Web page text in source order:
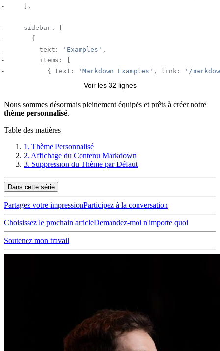
    ],
    sidebar: [
      {
        text:
'Examples' ,
        items: [
          { text:
'Markdown Examples' , link:
'/
'Runtime API Examples'
      },
    ],
      { icon:
'github'
    ],
  },
  vite: {
    plugins: [
Components()],
  },
})
Voir les 32 lignes
Nous sommes désormais pleinement équipés et prêts à créer notre
thème personnalisé.
Table des matières
1. Thème Personnalisé
2. Affichage du Contenu Markdown
3. Suppression du Thème par Défaut
Dans cette série
Partagez votre impressionParticipez à la conversation
Choisissez le prochain articleDemandez-moi n'importe quoi
Soutenez mon travail